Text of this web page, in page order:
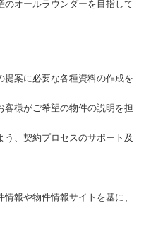
オールラウンダーを目指して
案に必要な各種資料の作成を
客様がご希望の物件の説明を担
、契約プロセスのサポート及
報や物件情報サイトを基に、